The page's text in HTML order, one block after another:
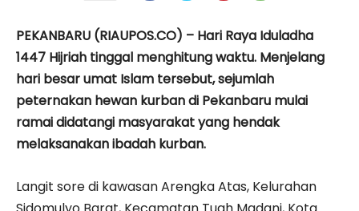
PEKANBARU (RIAUPOS.CO) – Hari Raya Iduladha
1447 Hijriah tinggal menghitung waktu. Menjelang
hari besar umat Islam tersebut, sejumlah
peternakan hewan kurban di Pekanbaru mulai
ramai didatangi masyarakat yang hendak
melaksanakan ibadah kurban.
Langit sore di kawasan Arengka Atas, Kelurahan